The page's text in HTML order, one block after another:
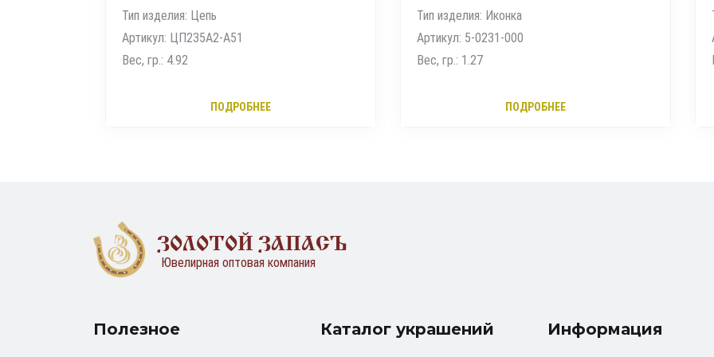
Тип изделия: Иконка
Артикул: 5-0231-000
Вес, гр.: 1.27
ПОДРОБНЕЕ
Тип изделия: Мужские печатки
Артикул: 1110110 1 10
Вес, гр.: 2.75
ПОДРОБНЕЕ
ЗОЛОТОЙ ЗАПАСЪ
Ювелирная оптовая компания
Полезное Каталог украшений Информация